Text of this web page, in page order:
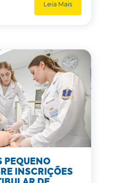
Leia Mais
PEQUENO
INSCRIÇÕES